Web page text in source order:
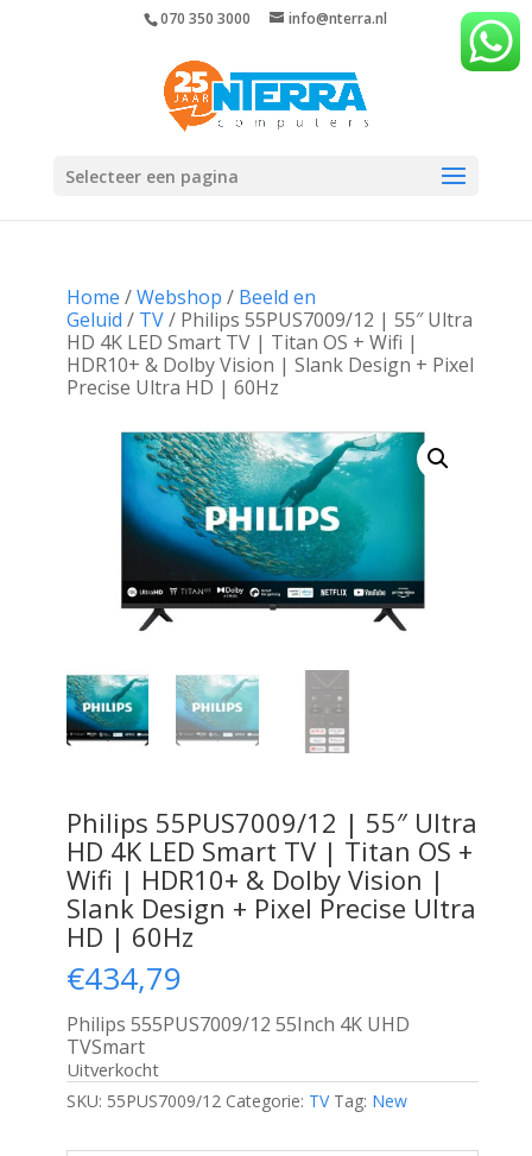
070 350 3000 info@nterra.nl
Selecteer een pagina
Home /Webshop / Beeld en
Geluid / TV/ Philips 55PUS7009/12 | 55″ Ultra
HD 4K LED Smart TV | Titan OS + Wifi |
HDR10+ & Dolby Vision | Slank Design + Pixel
Precise Ultra HD | 60Hz
Philips 55PUS7009/12 | 55″ Ultra
HD 4K LED Smart TV | Titan OS +
Wifi | HDR10+ & Dolby Vision |
Slank Design + Pixel Precise Ultra
HD | 60Hz
€434,79
Philips 555PUS7009/12 55Inch 4K UHD
TVSmart
Uitverkocht
SKU: 55PUS7009/12 Categorie: TV Tag: New